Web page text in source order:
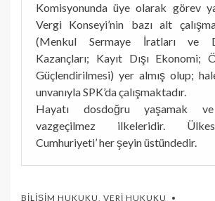
Komisyonunda üye olarak görev
Vergi Konseyi’nin bazı alt
(Menkul Sermaye İratları ve
Kazançları; Kayıt Dışı Ekonomi;
Güçlendirilmesi) yer almış olup;
unvanıyla SPK’da çalışmaktadır.
Hayatı dosdoğru yaşamak ve
vazgeçilmez ilkeleridir.
Cumhuriyeti’ her şeyin üstündedir.
BILIŞIM HUKUKU, VERI HUKUKU